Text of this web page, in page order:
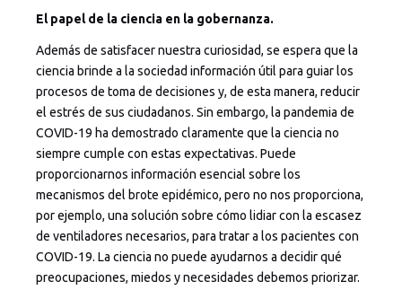
El papel de la ciencia en la gobernanza.
Además de satisfacer nuestra curiosidad, se espera que la
ciencia brinde a la sociedad información útil para guiar los
procesos de toma de decisiones y, de esta manera, reducir
el estrés de sus ciudadanos. Sin embargo, la pandemia de
COVID-19 ha demostrado claramente que la ciencia no
siempre cumple con estas expectativas. Puede
proporcionarnos información esencial sobre los
mecanismos del brote epidémico, pero no nos proporciona,
por ejemplo, una solución sobre cómo lidiar con la escasez
de ventiladores necesarios, para tratar a los pacientes con
COVID-19. La ciencia no puede ayudarnos a decidir qué
preocupaciones, miedos y necesidades debemos priorizar.